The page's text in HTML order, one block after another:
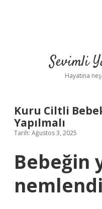
Sevimli
Hayatına
Kuru Ciltli
Yapılmalı
Tarih: Ağustos 3, 2025
Bebeğin